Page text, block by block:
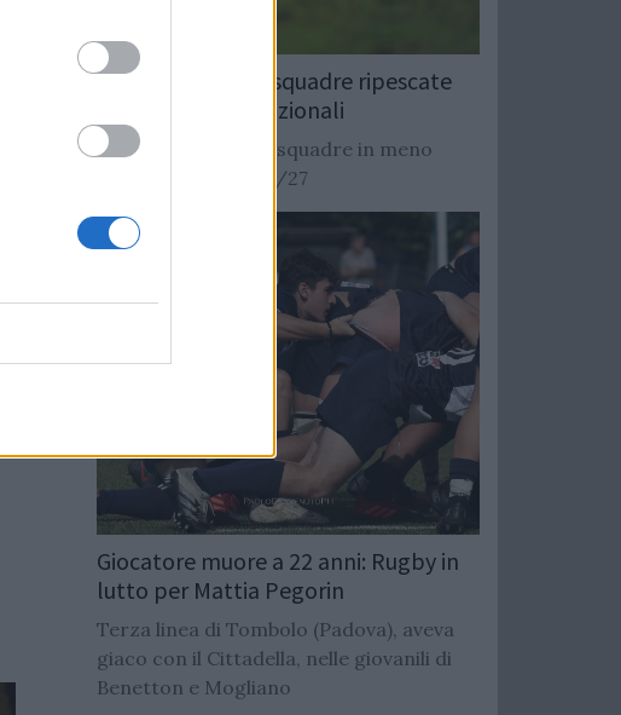
Rugby: Record di squadre ripescate
nei campionati nazionali
Si stimano oltre 20 squadre in meno
dalla stagione 2026/27
Giocatore muore a 22 anni: Rugby in
lutto per Mattia Pegorin
Terza linea di Tombolo (Padova), aveva
giaco con il Cittadella, nelle giovanili di
Benetton e Mogliano